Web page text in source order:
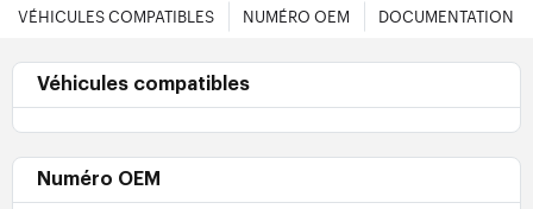
VÉHICULES COMPATIBLES NUMÉRO OEM DOCUMENTATION
Véhicules compatibles
Numéro OEM